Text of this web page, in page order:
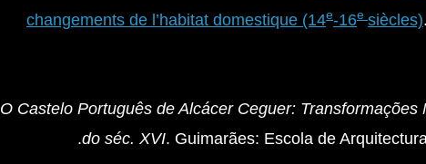
changements de l’habitat domestique (14e-16e siècles)
O Castelo Português de Alcácer Ceguer:
do séc. XVI. Guimarães: Escola de